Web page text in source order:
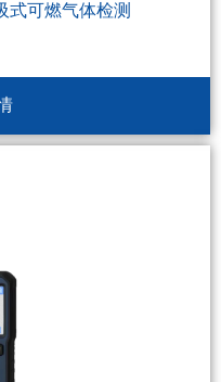
式可燃气体检测